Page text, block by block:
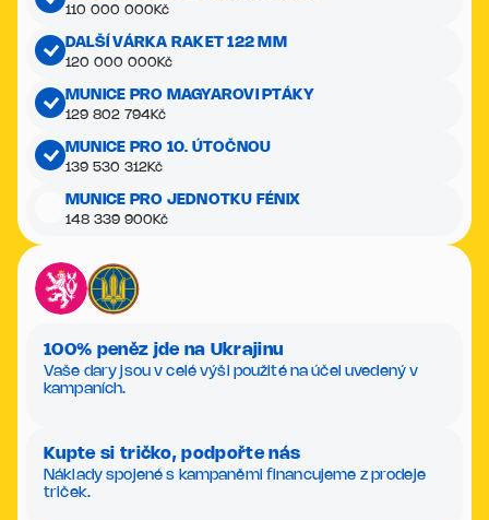
110 000 000Kč
DALŠÍ VÁRKA RAKET 122 MM
120 000 000Kč
MUNICE PRO MAGYAROVI PTÁKY
129 802 794Kč
MUNICE PRO 10. ÚTOČNOU
139 530 312Kč
MUNICE PRO JEDNOTKU FÉNIX
148 339 900Kč
100% peněz jde na Ukrajinu
Vaše dary jsou v celé výši použité na účel uvedený v
kampaních.
Kupte si tričko, podpořte nás
Náklady spojené s kampaněmi financujeme z prodeje
triček.